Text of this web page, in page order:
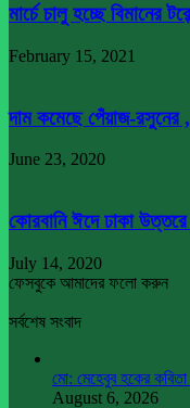
মার্চে চালু হচ্ছে বিমানের
February 15, 2021
দাম কমেছে পেঁয়াজ-রসুনের ,
June 23, 2020
কোরবানি ঈদে ঢাকা
July 14, 2020
ফেসবুকে আমাদের ফলো করুন
সর্বশেষ সংবাদ
মো: মেহেবুব হকের
August 6, 2026